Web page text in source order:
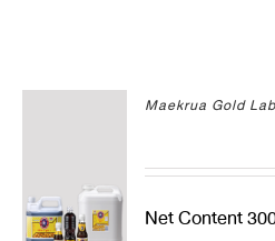
Maekrua Gold
Net Content